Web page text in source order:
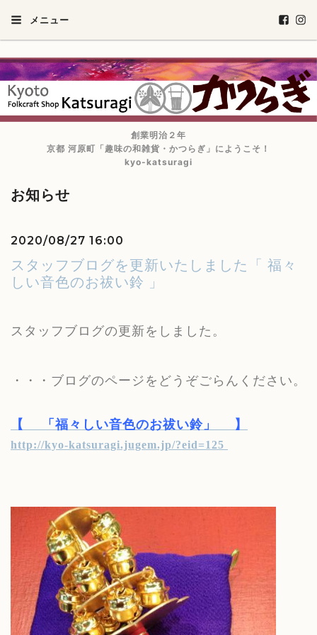
メニュー
創業明治２年
京都 河原町「趣味の和雑貨・かつらぎ」にようこそ！
kyo-katsuragi
お知らせ
2020/08/27 16:00
スタッフブログを更新いたしました「 福々
しい音色のお祓い鈴 」
スタッフブログの更新をしました。
・・・ブログのページをどうぞごらんください。
【 「福々しい音色のお祓い鈴」 】
http://kyo-katsuragi.jugem.jp/?eid=125